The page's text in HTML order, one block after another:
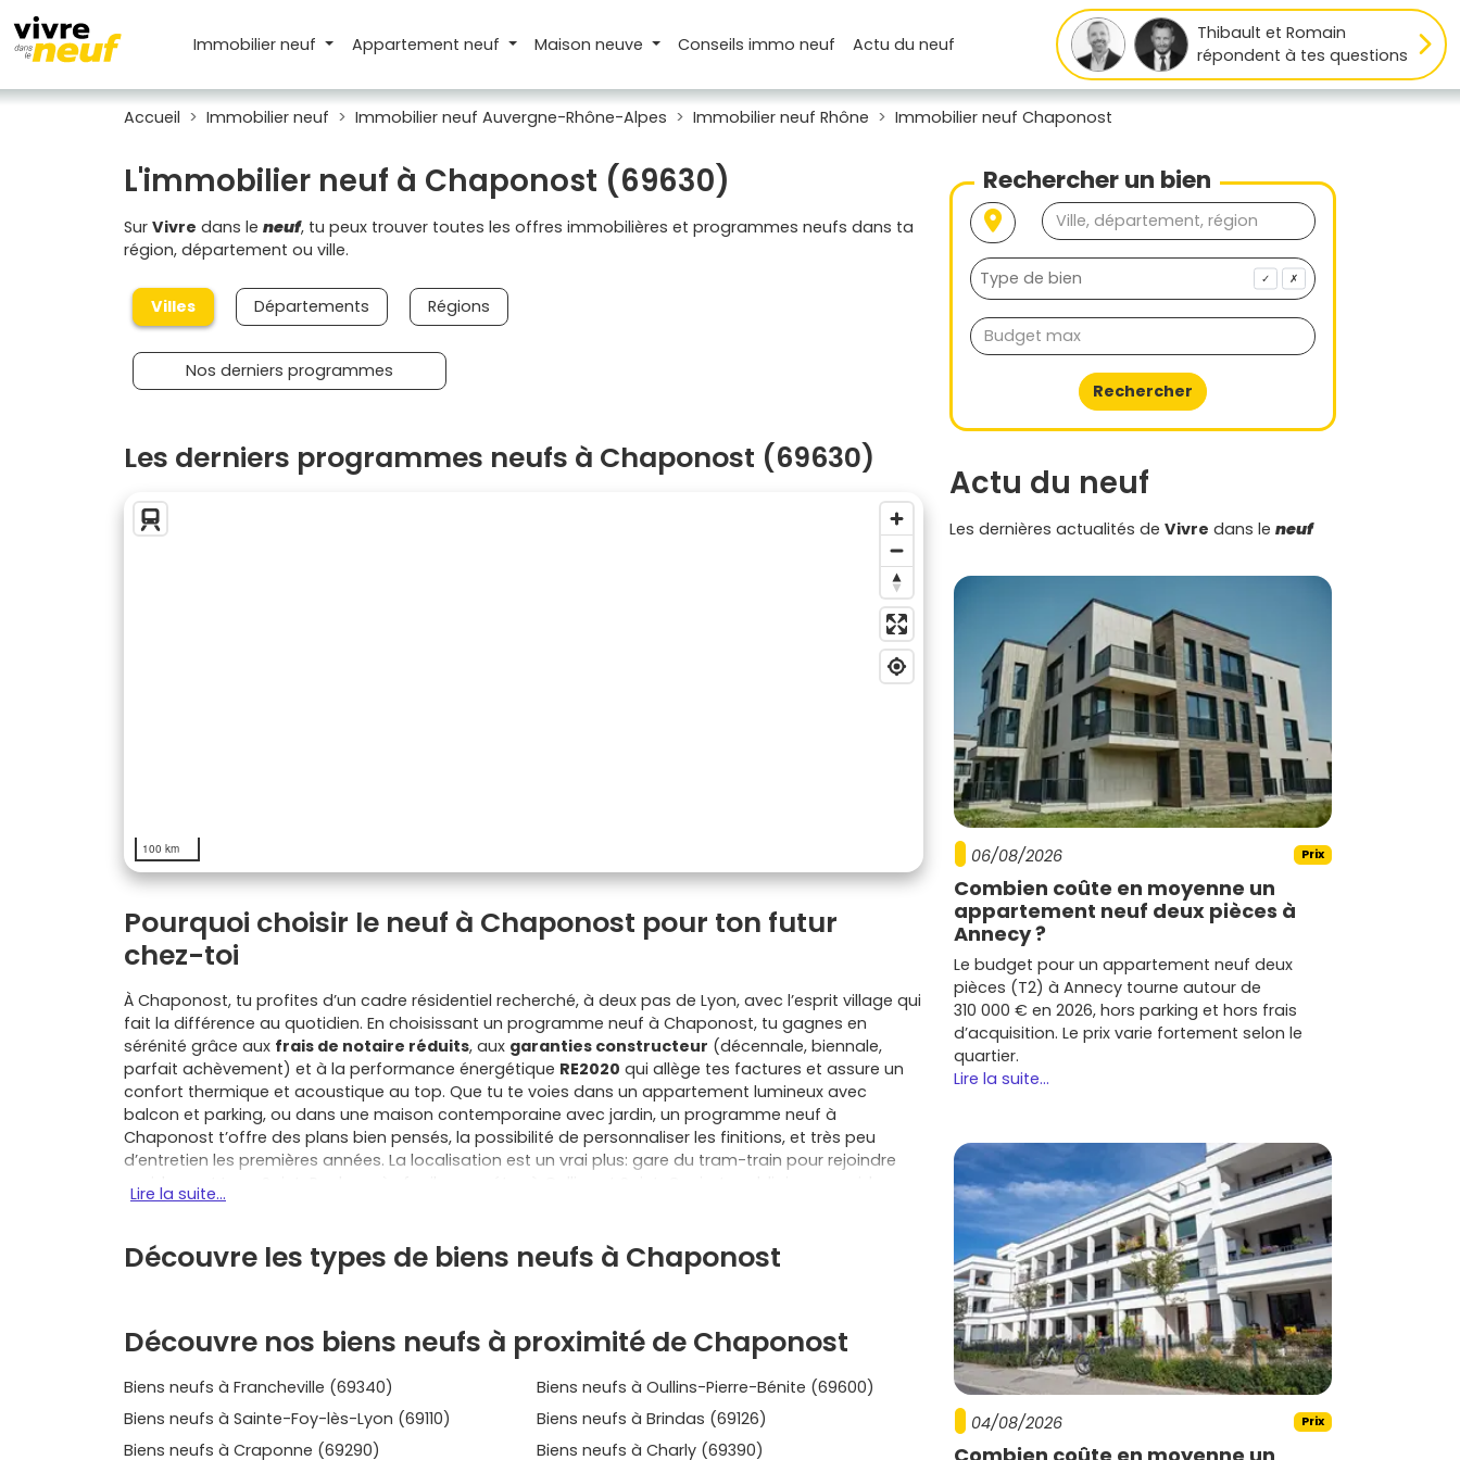
Immobilier neuf Appartement neuf Maison neuve Conseilsimmo neuf Actudu neuf
Thibault et Romain
répondent à tes questions
Accueil Immobilier neuf Immobilier neuf Auvergne-Rhône-Alpes Immobilier neuf Rhône Immobilier neuf Chaponost
L'immobilier neuf à Chaponost (69630)
Sur Vivre dans le neuf, tu peux trouver toutes les offres immobilières et programmes neufs dans ta
région, département ou ville.
Villes Départements Régions
Nos derniers programmes
Les derniers programmes neufs à Chaponost (69630)
100 km
Pourquoi choisir le neuf à Chaponost pour ton futur
chez-toi
À Chaponost, tu profites d’un cadre résidentiel recherché, à deux pas de Lyon, avec l’esprit village qui
fait la différence au quotidien. En choisissant un programme neuf à Chaponost, tu gagnes en
sérénité grâce aux frais de notaire réduits, aux garanties constructeur (décennale, biennale,
parfait achèvement) et à la performance énergétique RE2020 qui allège tes factures et assure un
confort thermique et acoustique au top. Que tu te voies dans un appartement lumineux avec
balcon et parking, ou dans une maison contemporaine avec jardin, un programme neuf à
Chaponost t’offre des plans bien pensés, la possibilité de personnaliser les finitions, et très peu
d’entretien les premières années. La localisation est un vrai plus: gare du tram-train pour rejoindre
rapidement Lyon Saint-Paul, accès facile au métro à Oullins et Saint-Genis-Laval, liaisons rapides
vers Francheville, Brignais, Tassin-la-Demi-Lune, Irigny ou Pierre-Bénite, sans oublier Craponne,
profites de commerces de proximité, d’écoles, d’équipements sportifs et d’espaces verts, avec en
bonus les vestiges de l’aqueduc du Gier et les sentiers vers les Monts du Lyonnais pour t’aérer. Côté
foncière: c’est le moment de vérifier ce qui s’applique à ton projet. Investir dans le neuf, c’est aussi la
garantie d’un logement plus sûr (normes électriques et incendie récentes), plus économe, et prêt à
vivre dès la remise des clés, sans travaux à prévoir. Si tu hésites entre appartement et maison, pose-
toi la question de ton mode de vie: proximité immédiate des transports, ascenseur et sécurité pour
l’un; intimité, jardin et pièces de vie traversantes pour l’autre. Dans tous les cas, l’offre locale est
Lire la suite...
Découvre les types de biens neufs à Chaponost
Découvre nos biens neufs à proximité de Chaponost
Biens neufs à Francheville (69340)
Biens neufs à Oullins-Pierre-Bénite (69600)
Biens neufs à Sainte-Foy-lès-Lyon (69110)
Biens neufs à Brindas (69126)
Biens neufs à Craponne (69290)
Biens neufs à Charly (69390)
Rechercher un bien
✓ ✗
Rechercher
Actu du neuf
Les dernières actualités de Vivre dans le neuf
06/08/2026 Prix
Combien coûte en moyenne un
appartement neuf deux pièces à
Annecy ?
Le budget pour un appartement neuf deux
pièces (T2) à Annecy tourne autour de
310 000 € en 2026, hors parking et hors frais
d’acquisition. Le prix varie fortement selon le
quartier.
Lire la suite...
04/08/2026 Prix